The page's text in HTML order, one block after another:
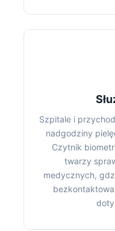
Szpitale i
nadgodziny
Czytnik
twarzy
medycznych,